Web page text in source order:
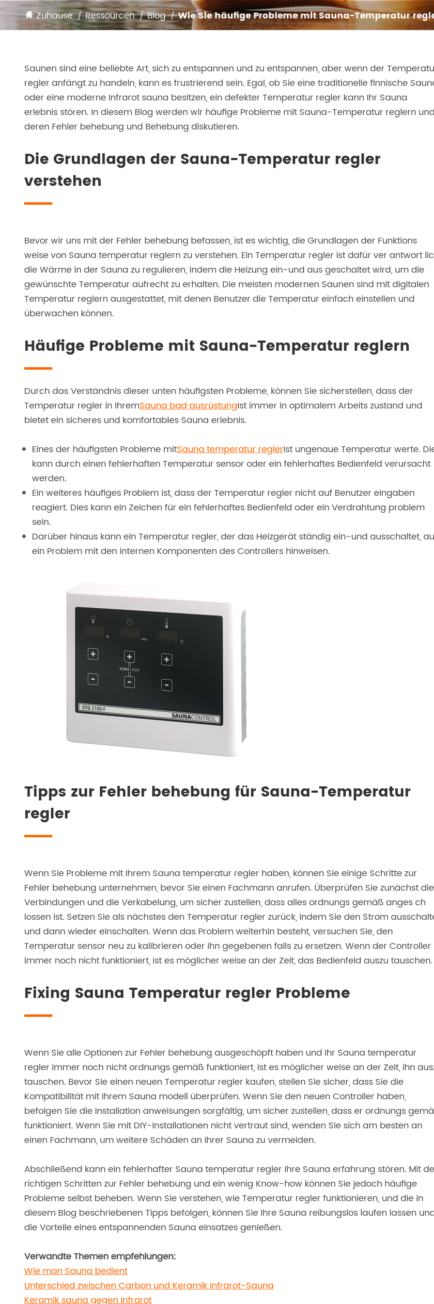
Zuhause Ressourcen Blog Wie Sie häufige Probleme mit Sauna-Temperatur
Saunen sind eine beliebte Art, sich zu entspannen und zu entspannen, aber wenn der
regler anfängt zu handeln, kann es frustrierend sein. Egal, ob Sie eine traditionelle finnische
oder eine moderne Infrarot sauna besitzen, ein defekter Temperatur regler kann Ihr Sauna
erlebnis stören. In diesem Blog werden wir häufige Probleme mit Sauna-Temperatur reglern
deren Fehler behebung und Behebung diskutieren.
Die Grundlagen der Sauna-Temperatur regler
verstehen
Bevor wir uns mit der Fehler behebung befassen, ist es wichtig, die Grundlagen der Funktions
weise von Sauna temperatur reglern zu verstehen. Ein Temperatur regler ist dafür ver antwort
die Wärme in der Sauna zu regulieren, indem die Heizung ein-und aus geschaltet wird, um die
gewünschte Temperatur aufrecht zu erhalten. Die meisten modernen Saunen sind mit digitalen
Temperatur reglern ausgestattet, mit denen Benutzer die Temperatur einfach einstellen und
überwachen können.
Häufige Probleme mit Sauna-Temperatur reglern
Durch das Verständnis dieser unten häufigsten Probleme, können Sie sicherstellen, dass der
Temperatur regler in IhremSauna bad ausrüstungIst immer in optimalem Arbeits zustand und
bietet ein sicheres und komfortables Sauna erlebnis.
Eines der häufigsten Probleme mitSauna temperatur reglerIst ungenaue Temperatur werte.
kann durch einen fehlerhaften Temperatur sensor oder ein fehlerhaftes Bedienfeld verursacht
werden.
Ein weiteres häufiges Problem ist, dass der Temperatur regler nicht auf Benutzer eingaben
reagiert. Dies kann ein Zeichen für ein fehlerhaftes Bedienfeld oder ein Verdrahtung problem
sein.
Darüber hinaus kann ein Temperatur regler, der das Heizgerät ständig ein-und ausschaltet,
ein Problem mit den internen Komponenten des Controllers hinweisen.
Tipps zur Fehler behebung für Sauna-Temperatur
regler
Wenn Sie Probleme mit Ihrem Sauna temperatur regler haben, können Sie einige Schritte zur
Fehler behebung unternehmen, bevor Sie einen Fachmann anrufen. Überprüfen Sie zunächst die
Verbindungen und die Verkabelung, um sicher zustellen, dass alles ordnungs gemäß anges ch
lossen ist. Setzen Sie als nächstes den Temperatur regler zurück, indem Sie den Strom
und dann wieder einschalten. Wenn das Problem weiterhin besteht, versuchen Sie, den
Temperatur sensor neu zu kalibrieren oder ihn gegebenen falls zu ersetzen. Wenn der Controller
immer noch nicht funktioniert, ist es möglicher weise an der Zeit, das Bedienfeld auszu tauschen.
Fixing Sauna Temperatur regler Probleme
Wenn Sie alle Optionen zur Fehler behebung ausgeschöpft haben und Ihr Sauna temperatur
regler immer noch nicht ordnungs gemäß funktioniert, ist es möglicher weise an der Zeit, ihn
tauschen. Bevor Sie einen neuen Temperatur regler kaufen, stellen Sie sicher, dass Sie die
Kompatibilität mit Ihrem Sauna modell überprüfen. Wenn Sie den neuen Controller haben,
befolgen Sie die Installation anweisungen sorgfältig, um sicher zustellen, dass er ordnungs
funktioniert. Wenn Sie mit DIY-Installationen nicht vertraut sind, wenden Sie sich am besten an
einen Fachmann, um weitere Schäden an Ihrer Sauna zu vermeiden.
Abschließend kann ein fehlerhafter Sauna temperatur regler Ihre Sauna erfahrung stören. Mit
richtigen Schritten zur Fehler behebung und ein wenig Know-how können Sie jedoch häufige
Probleme selbst beheben. Wenn Sie verstehen, wie Temperatur regler funktionieren, und die in
diesem Blog beschriebenen Tipps befolgen, können Sie Ihre Sauna reibungslos laufen lassen
die Vorteile eines entspannenden Sauna einsatzes genießen.
Verwandte Themen empfehlungen:
Wie man Sauna bedient
Unterschied zwischen Carbon und Keramik Infrarot-Sauna
Keramik sauna gegen Infrarot